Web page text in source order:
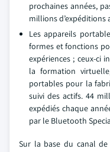
prochaines années,
millions d’expéditions
Les appareils
formes et fonctions
expériences ; ceux-ci
la formation
portables pour la
suivi des actifs. 44
expédiés chaque
par le Bluetooth
Sur la base du canal